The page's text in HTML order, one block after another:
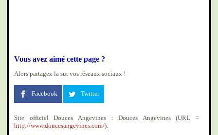
Vous avez aimé cette page ?
Alors partagez-la sur vos réseaux sociaux !
Facebook Twitter
Site officiel Douces Angevines : Douces Angevines (URL =
http://www.doucesangevines.com/).